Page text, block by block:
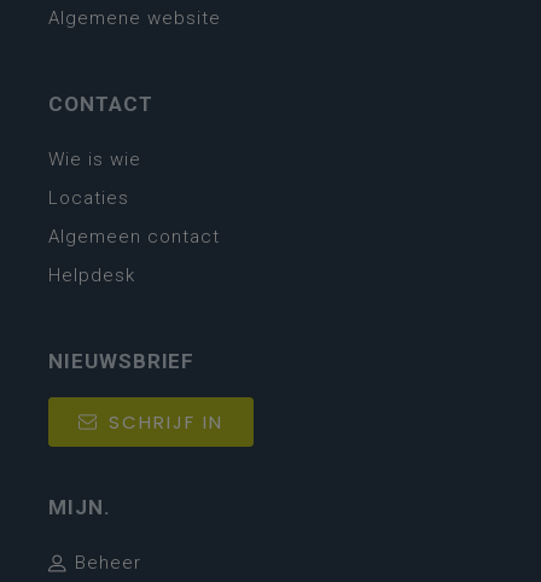
Algemene website
CONTACT
Wie is wie
Locaties
Algemeen contact
Helpdesk
NIEUWSBRIEF
SCHRIJF IN
MIJN.
Beheer